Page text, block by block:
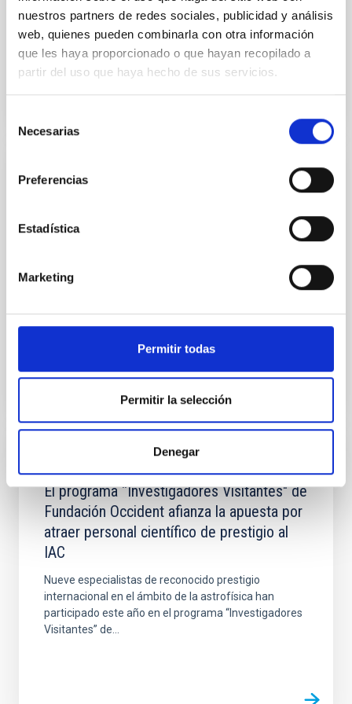
nuestros partners de redes sociales, publicidad y análisis
web, quienes pueden combinarla con otra información
que les haya proporcionado o que hayan recopilado a
partir del uso que haya hecho de sus servicios.
Necesarias
Preferencias
Estadística
Marketing
Permitir todas
Permitir la selección
Denegar
El Instituto de Astrofísica de Canarias (IAC) celebró
este martes en el Museo de la Ciencia y el Cosmos de
Tenerife una jornada centrada en promover la...
NOTICIA
Ciencia en el 47 Aniversario de la
El Instituto de Astrofísica de Canarias (IAC) ha sido
durante...
El programa “Investigadores Visitantes" de
Fundación Occident afianza la apuesta por
atraer personal científico de prestigio al
IAC
Nueve especialistas de reconocido prestigio
internacional en el ámbito de la astrofísica han
participado este año en el programa “Investigadores
Visitantes” de...